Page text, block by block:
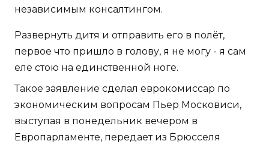
независимым консалтингом.
Развернуть дитя и отправить его в полёт,
первое что пришло в голову, я не могу - я сам
еле стою на единственной ноге.
Такое заявление сделал еврокомиссар по
экономическим вопросам Пьер Московиси,
выступая в понедельник вечером в
Европарламенте, передает из Брюсселя